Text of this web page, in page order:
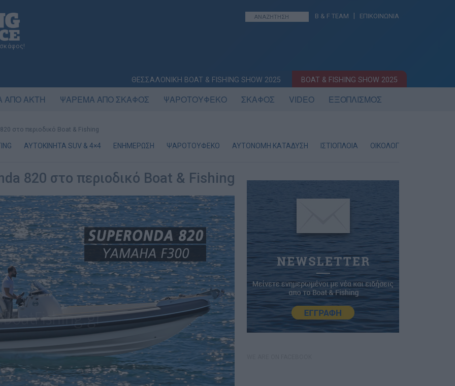
B & F TEAM ΕΠΙΚΟΙΝΩΝΙΑ
ΘΕΣΣΑΛΟΝΙΚΗ BOAT & FISHING SHOW 2025 BOAT & FISHING SHOW 2025
ΑΠΟ ΑΚΤΗ ΨΑΡΕΜΑ ΑΠΟ ΣΚΑΦΟΣ ΨΑΡΟΤΟΥΦΕΚΟ ΣΚΑΦΟΣ VIDEO ΕΞΟΠΛΙΣΜΟΣ
στο περιοδικό Boat & Fishing
AYTOKINHTA SUV & 4×4 ΕΝΗΜΕΡΩΣΗ ΨΑΡΟΤΟΥΦΕΚΟ ΑΥΤΟΝΟΜΗ ΚΑΤΑΔΥΣΗ ΙΣΤΙΟΠΛΟΙΑ ΟΙΚΟΛΟΓΙΑ
820 στο περιοδικό Boat & Fishing